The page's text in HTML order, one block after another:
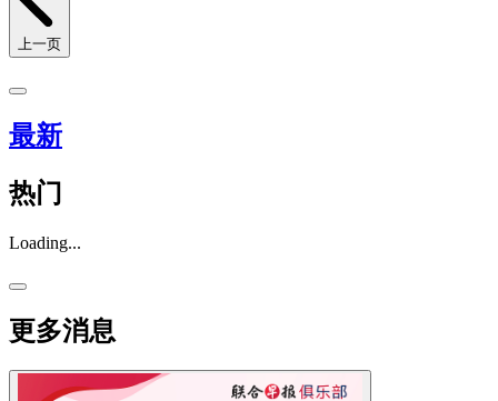
上一页
最新
热门
Loading...
更多消息